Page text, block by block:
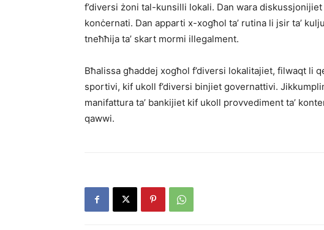
f’diversi żoni tal-kunsilli lokali. Dan wara
konċernati. Dan apparti x-xogħol ta’ rutina li jsir ta’
tneħħija ta’ skart mormi illegalment.
Bħalissa għaddej xogħol f’diversi lokalitajiet, filwaqt li
sportivi, kif ukoll f’diversi binjiet governattivi.
manifattura ta’ bankijiet kif ukoll provvediment ta’
qawwi.